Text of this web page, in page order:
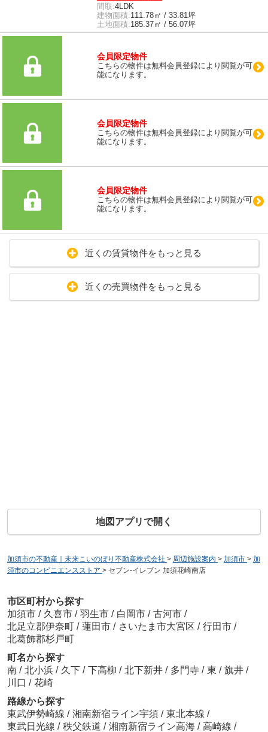
間取:4LDK
建物面積:111.78㎡ / 33.81坪
土地面積:185.37㎡ / 56.07坪
会員限定物件
こちらの物件は無料会員登録により閲覧が可
能になります。
会員限定物件
こちらの物件は無料会員登録により閲覧が可
能になります。
会員限定物件
こちらの物件は無料会員登録により閲覧が可
能になります。
近くの賃貸物件をもっと見る
近くの売買物件をもっと見る
地図アプリで開く
加須市の不動産｜未来こいのぼり不動産株式会社 > 周辺施設案内 > 加須市 > 加
須市のコンビニエンスストア > セブン-イレブン 加須花崎南店
市区町村から探す
加須市 / 久喜市 / 羽生市 / 白岡市 / 古河市 /
北足立郡伊奈町 / 蓮田市 / さいたま市大宮区 / 行田市 /
北葛飾郡杉戸町
町名から探す
南 / 北小浜 / 久下 / 下高柳 / 北下新井 / 多門寺 / 東 / 旗井 /
川口 / 花崎
路線から探す
東武伊勢崎線 / 湘南新宿ライン宇須 / 東北本線 /
東武日光線 / 秩父鉄道 / 湘南新宿ライン高海 / 高崎線 /